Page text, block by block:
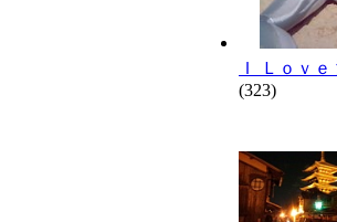
Ｉ Ｌｏｖ
(323)